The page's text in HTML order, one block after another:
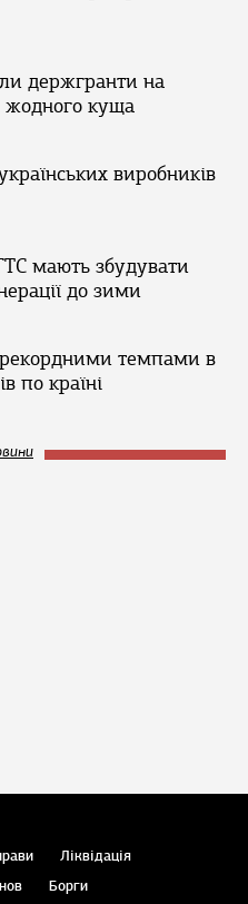
держгранти на
жодного куща
виробників
мають збудувати
до зими
темпами в
по країні
Ліквідація
Борги